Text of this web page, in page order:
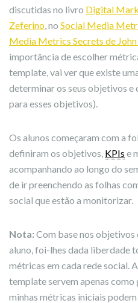
discutidas no livro Digital
Zeferino, no Social Media
Media Metrics Secrets de
importância de escolher
template, vai ver que existe
determinar os seus objetivos
para esses objetivos).
Os alunos começaram com a
definiram os objetivos, KPIs e
acompanhando ao longo do
de ir preenchendo as folhas
social que estão a monitorizar.
Nota: Com base nos
aluno, foi-lhes dada liberdade
métricas em cada rede social.
template servem apenas como
minhas métricas iniciais